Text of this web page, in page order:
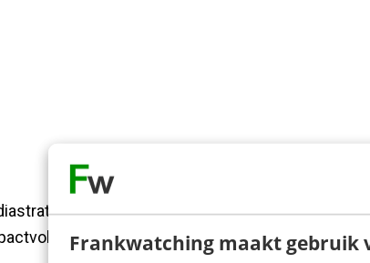
Frankwatching maakt gebruik
en contentontwikkeling weet Peter
geloofwaardige content.